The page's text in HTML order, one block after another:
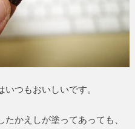
つもおいしいです。
かえしが塗ってあっても、